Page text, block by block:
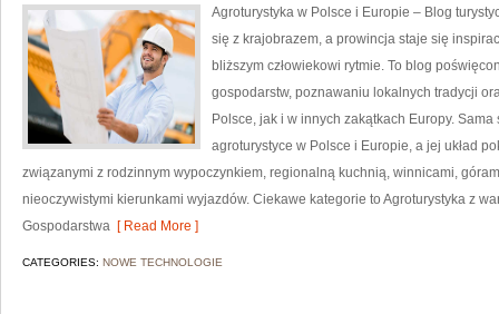
Agroturystyka w Polsce i Europie – Blog
się z krajobrazem, a prowincja staje się
bliższym człowiekowi rytmie. To blog
gospodarstw, poznawaniu lokalnych tradycji
Polsce, jak i w innych zakątkach Europy.
agroturystyce w Polsce i Europie, a jej układ
związanymi z rodzinnym wypoczynkiem, regionalną kuchnią, winnicami,
nieoczywistymi kierunkami wyjazdów. Ciekawe kategorie to Agroturystyka z
Gospodarstwa [ Read More ]
CATEGORIES: NOWE TECHNOLOGIE